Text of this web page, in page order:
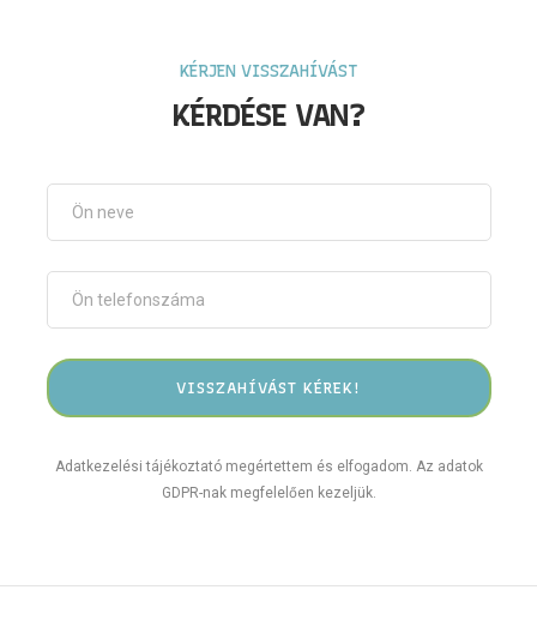
KÉRJEN VISSZAHÍVÁST
KÉRDÉSE VAN?
Adatkezelési tájékoztató megértettem és elfogadom. Az adatok
GDPR-nak megfelelően kezeljük.